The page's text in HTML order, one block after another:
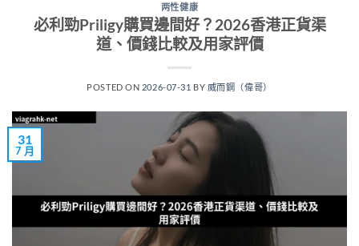
两性健康
必利勁Priligy購買邊間好？2026香港正貨渠
道、價錢比較及用家評價
POSTED ON 2026-07-31 BY 威而鋼（偉哥）
31
7 月